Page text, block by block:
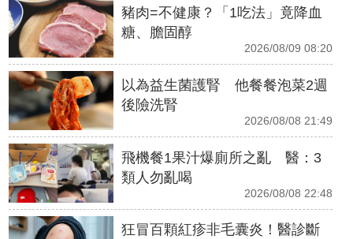
豬肉=不健康？「1吃法」竟降血
糖、膽固醇
2026/08/09 08:20
以為益生菌護腎 他餐餐泡菜2週
後險洗腎
2026/08/08 21:49
飛機餐1果汁爆廁所之亂 醫：3
類人勿亂喝
2026/08/08 22:48
狂冒百顆紅疹非毛囊炎！醫診斷